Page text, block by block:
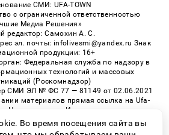
СМИ: UFA-TOWN
с ограниченной ответственностью
Медиа Решения»
редактор: Самохин А. С.
эл. почты: infolivesmi@yandex.ru Знак
продукции: 16+
Федеральная служба по надзору в
технологий и массовых
(Роскомнадзор)
СМИ ЭЛ № ФС 77 — 81149 от 02.06.2021
материалов прямая ссылка на Ufa-
Цитирование в Интернете возможно
письменного разрешения.
Во время посещения сайта вы